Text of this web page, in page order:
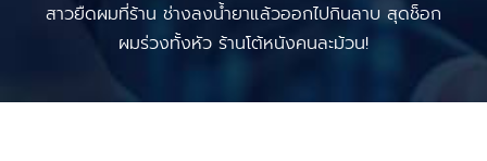
สาวยืดผมที่ร้าน ช่างลงน้ำยาแล้วออกไปกินลาบ สุดช็อก
ผมร่วงทั้งหัว ร้านโต้หนังคนละม้วน!